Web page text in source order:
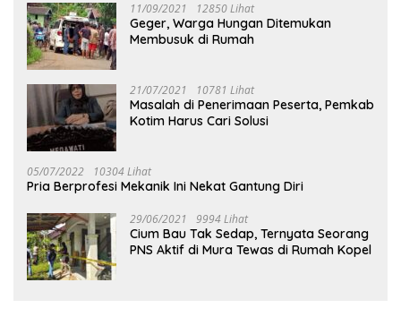
11/09/2021 12850 Lihat
Geger, Warga Hungan Ditemukan
Membusuk di Rumah
21/07/2021 10781 Lihat
Masalah di Penerimaan Peserta, Pemkab
Kotim Harus Cari Solusi
05/07/2022 10304 Lihat
Pria Berprofesi Mekanik Ini Nekat Gantung Diri
29/06/2021 9994 Lihat
Cium Bau Tak Sedap, Ternyata Seorang
PNS Aktif di Mura Tewas di Rumah Kopel